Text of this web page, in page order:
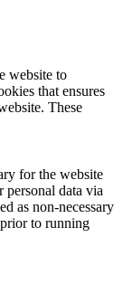
website to
that ensures
These
for the website
personal data via
as non-necessary
to running